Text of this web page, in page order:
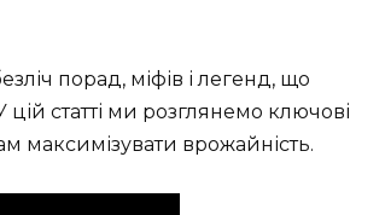
порад, міфів і легенд, що
статті ми розглянемо ключові
врожайність.